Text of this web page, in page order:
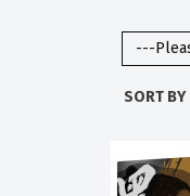
SORT BY